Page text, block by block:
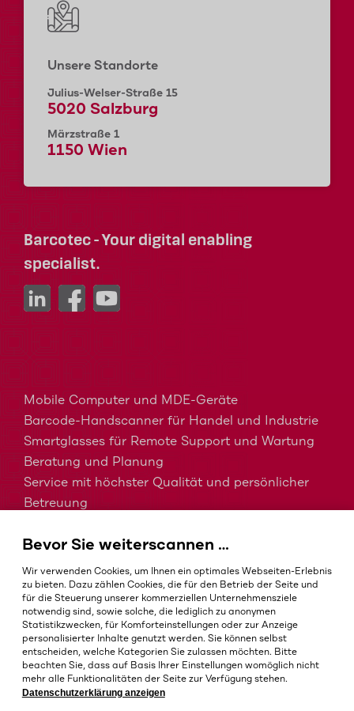
Unsere Standorte
Julius-Welser-Straße 15
5020 Salzburg
Märzstraße 1
1150 Wien
Barcotec - Your digital enabling
specialist.
Mobile Computer und MDE-Geräte
Barcode-Handscanner für Handel und Industrie
Smartglasses für Remote Support und Wartung
Beratung und Planung
Service mit höchster Qualität und persönlicher
Betreuung
Barcodes in der Intralogistik
Barcodes im Gesundheitswesen
IP-Schutzklassen – Welche ist die Richtige?
AGB
Impressum
Datenschutz
Bevor Sie weiterscannen …
Wir verwenden Cookies, um Ihnen ein optimales Webseiten-Erlebnis
zu bieten. Dazu zählen Cookies, die für den Betrieb der Seite und
für die Steuerung unserer kommerziellen Unternehmensziele
notwendig sind, sowie solche, die lediglich zu anonymen
Statistikzwecken, für Komforteinstellungen oder zur Anzeige
personalisierter Inhalte genutzt werden. Sie können selbst
entscheiden, welche Kategorien Sie zulassen möchten. Bitte
beachten Sie, dass auf Basis Ihrer Einstellungen womöglich nicht
mehr alle Funktionalitäten der Seite zur Verfügung stehen.
Datenschutzerklärung anzeigen